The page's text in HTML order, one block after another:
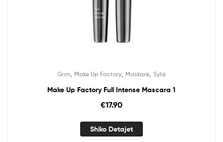
Grim, Make Up Factory, Maskarë, Sytë
Make Up Factory Full Intense Mascara 1
€17.90
Shiko Detajet